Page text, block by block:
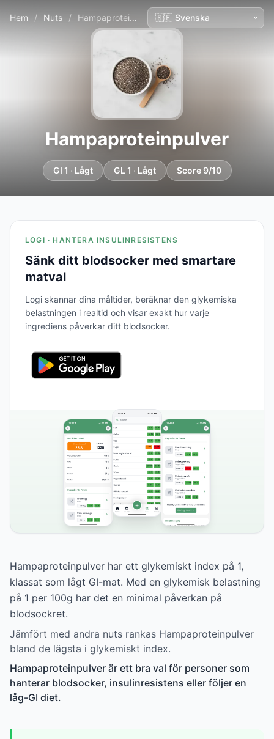
Hem / Nuts / Hampaproteinpulver
Hampaproteinpulver
GI 1 · Lågt GL 1 · Lågt Score 9/10
LOGI · HANTERA INSULINRESISTENS
Sänk ditt blodsocker med smartare
matval
Logi skannar dina måltider, beräknar den glykemiska
belastningen i realtid och visar exakt hur varje
ingrediens påverkar ditt blodsocker.
Hampaproteinpulver har ett glykemiskt index på 1,
klassat som lågt GI-mat. Med en glykemisk belastning
på 1 per 100g har det en minimal påverkan på
blodsockret.
Jämfört med andra nuts rankas Hampaproteinpulver
bland de lägsta i glykemiskt index.
Hampaproteinpulver är ett bra val för personer som
hanterar blodsocker, insulinresistens eller följer en
låg-GI diet.